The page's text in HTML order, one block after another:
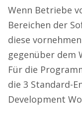
Wenn Betriebe
Bereichen der
diese
gegenüber dem
Für die
die 3 Standard-
Development